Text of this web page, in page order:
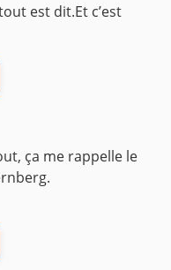
est dit.Et c’est
ça me rappelle le